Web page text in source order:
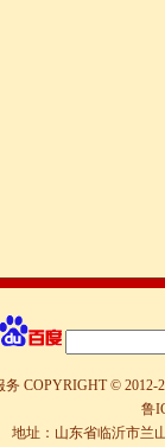
务 COPYRIGHT © 2012-
鲁
地址：山东省临沂市兰